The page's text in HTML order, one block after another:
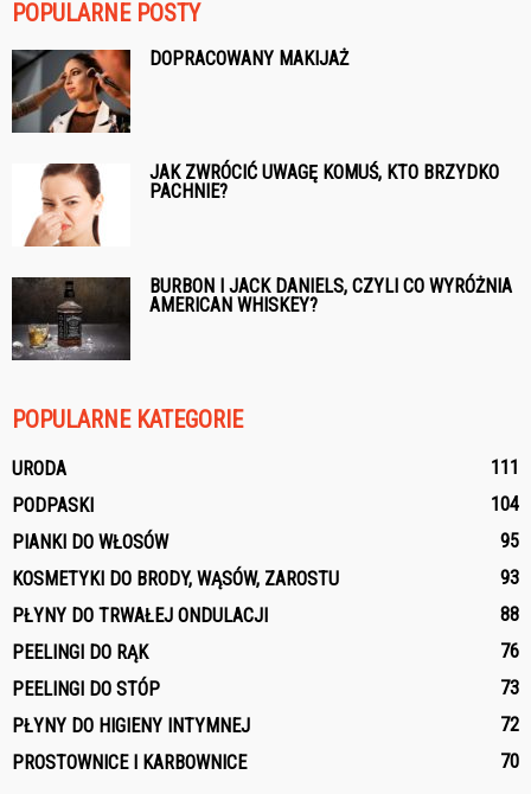
POPULARNE POSTY
DOPRACOWANY MAKIJAŻ
JAK ZWRÓCIĆ UWAGĘ KOMUŚ, KTO BRZYDKO
PACHNIE?
BURBON I JACK DANIELS, CZYLI CO WYRÓŻNIA
AMERICAN WHISKEY?
POPULARNE KATEGORIE
URODA
111
PODPASKI
104
PIANKI DO WŁOSÓW
95
KOSMETYKI DO BRODY, WĄSÓW, ZAROSTU
93
PŁYNY DO TRWAŁEJ ONDULACJI
88
PEELINGI DO RĄK
76
PEELINGI DO STÓP
73
PŁYNY DO HIGIENY INTYMNEJ
72
PROSTOWNICE I KARBOWNICE
70